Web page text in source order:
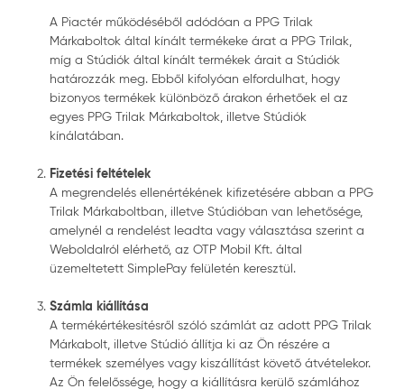
A Piactér működéséből adódóan a PPG Trilak
Márkaboltok által kínált termékeke árat a PPG Trilak,
míg a Stúdiók által kínált termékek árait a Stúdiók
határozzák meg. Ebből kifolyóan elfordulhat, hogy
bizonyos termékek különböző árakon érhetőek el az
egyes PPG Trilak Márkaboltok, illetve Stúdiók
kínálatában.
Fizetési feltételek
A megrendelés ellenértékének kifizetésére abban a PPG
Trilak Márkaboltban, illetve Stúdióban van lehetősége,
amelynél a rendelést leadta vagy választása szerint a
Weboldalról elérhető, az OTP Mobil Kft. által
üzemeltetett SimplePay felületén keresztül.
Számla kiállítása
A termékértékesítésről szóló számlát az adott PPG Trilak
Márkabolt, illetve Stúdió állítja ki az Ön részére a
termékek személyes vagy kiszállítást követő átvételekor.
Az Ön felelőssége, hogy a kiállításra kerülő számlához